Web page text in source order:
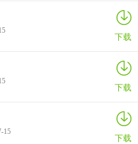
工审核，设有侵权赔付机制，审核
下载
下载
15 下载